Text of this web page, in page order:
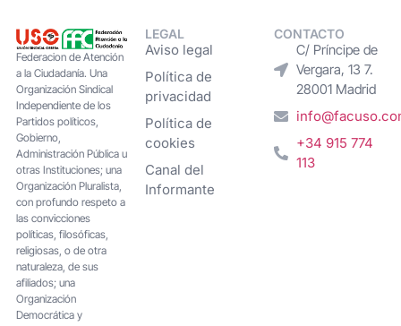
Federacion de Atención
a la Ciudadanía. Una
Organización Sindical
Independiente de los
Partidos políticos,
Gobierno,
Administración Pública u
otras Instituciones; una
Organización Pluralista,
con profundo respeto a
las convicciones
políticas, filosóficas,
religiosas, o de otra
naturaleza, de sus
afiliados; una
Organización
Democrática y
LEGAL
Aviso legal
Política de
privacidad
Política de
cookies
Canal del
Informante
CONTACTO
C/ Príncipe de
Vergara, 13 7.
28001 Madrid
+34 915 774
113